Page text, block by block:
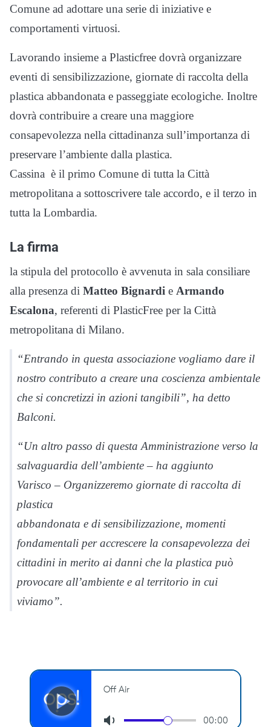
Comune ad adottare una serie di iniziative e
comportamenti virtuosi.
Lavorando insieme a Plasticfree dovrà organizzare
eventi di sensibilizzazione, giornate di raccolta della
plastica abbandonata e passeggiate ecologiche. Inoltre
dovrà contribuire a creare una maggiore
consapevolezza nella cittadinanza sull’importanza di
preservare l’ambiente dalla plastica.
Cassina è il primo Comune di tutta la Città
metropolitana a sottoscrivere tale accordo, e il terzo in
tutta la Lombardia.
La firma
la stipula del protocollo è avvenuta in sala consiliare
alla presenza di Matteo Bignardi e Armando
Escalona, referenti di PlasticFree per la Città
metropolitana di Milano.
“Entrando in questa associazione vogliamo dare il
nostro contributo a creare una coscienza ambientale
che si concretizzi in azioni tangibili”, ha detto
Balconi.
“Un altro passo di questa Amministrazione verso la
salvaguardia dell’ambiente – ha aggiunto
Varisco – Organizzeremo giornate di raccolta di
plastica
abbandonata e di sensibilizzazione, momenti
fondamentali per accrescere la consapevolezza dei
cittadini in merito ai danni che la plastica può
provocare all’ambiente e al territorio in cui
viviamo”.